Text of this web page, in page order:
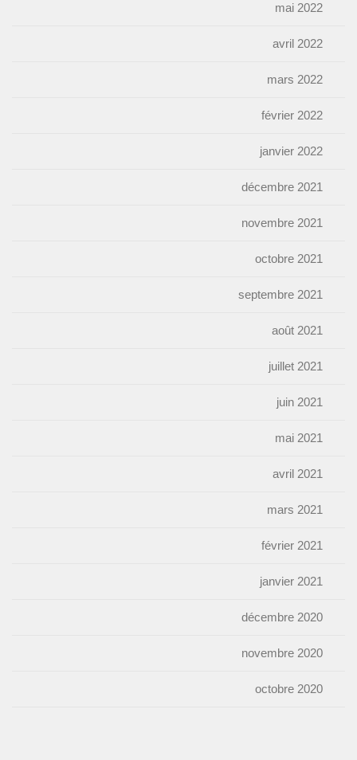
mai 2022
avril 2022
mars 2022
février 2022
janvier 2022
décembre 2021
novembre 2021
octobre 2021
septembre 2021
août 2021
juillet 2021
juin 2021
mai 2021
avril 2021
mars 2021
février 2021
janvier 2021
décembre 2020
novembre 2020
octobre 2020